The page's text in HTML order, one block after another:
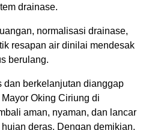
drainase.
normalisasi drainase,
resapan air dinilai mendesak
berulang.
dan berkelanjutan dianggap
Oking Ciriung di
aman, nyaman, dan lancar
deras. Dengan demikian,